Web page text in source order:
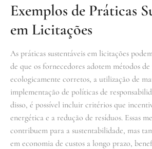
Exemplos de Práticas
em Licitações
As práticas sustentáveis em licitações
de que os fornecedores adotem métodos
ecologicamente corretos, a utilização de
implementação de políticas de
disso, é possível incluir critérios que
energética e a redução de resíduos. Essas
contribuem para a sustentabilidade, mas
em economia de custos a longo prazo,